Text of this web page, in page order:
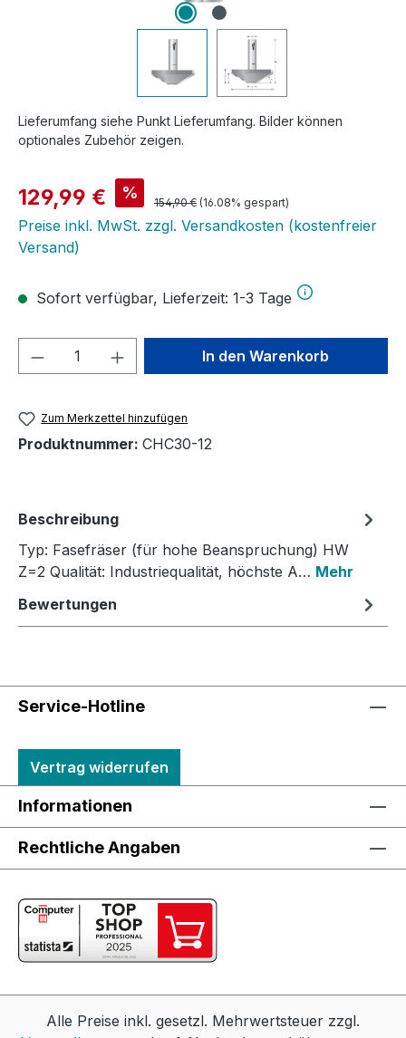
Lieferumfang siehe Punkt Lieferumfang. Bilder können
optionales Zubehör zeigen.
Verkaufspreis:
129,99 € % Regulärer Preis:
154,90 € (16.08% gespart)
Preise inkl. MwSt. zzgl. Versandkosten (kostenfreier
Versand)
Sofort verfügbar, Lieferzeit: 1-3 Tage
Produkt Anzahl: Gib denIn den Warenkorb
Zum Merkzettel hinzufügen
Produktnummer: CHC30-12
Beschreibung
Typ: Fasefräser (für hohe Beanspruchung) HW
Z=2 Qualität: Industriequalität, höchste A… Mehr
Bewertungen
Service-Hotline
Vertrag widerrufen
Informationen
Rechtliche Angaben
Alle Preise inkl. gesetzl. Mehrwertsteuer zzgl.